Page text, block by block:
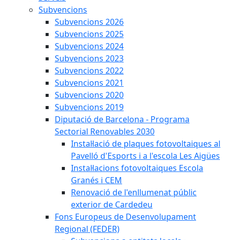
Subvencions
Subvencions 2026
Subvencions 2025
Subvencions 2024
Subvencions 2023
Subvencions 2022
Subvencions 2021
Subvencions 2020
Subvencions 2019
Diputació de Barcelona - Programa
Sectorial Renovables 2030
Instal·lació de plaques fotovoltaiques al
Pavelló d'Esports i a l'escola Les Aigües
Instal·lacions fotovoltaiques Escola
Granés i CEM
Renovació de l'enllumenat públic
exterior de Cardedeu
Fons Europeus de Desenvolupament
Regional (FEDER)